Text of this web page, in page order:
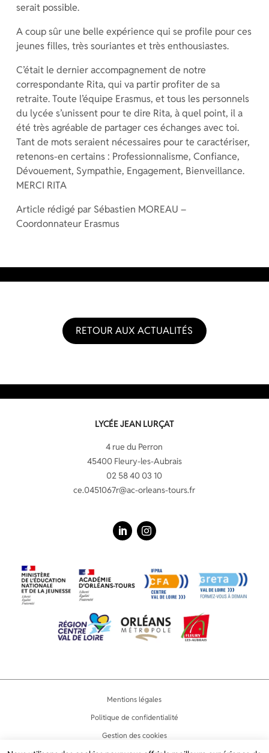
serait possible.
A coup sûr une belle expérience qui se profile pour ces
jeunes filles, très souriantes et très enthousiastes.
C’était le dernier accompagnement de notre
correspondante Rita, qui va partir profiter de sa
retraite. Toute l’équipe Erasmus, et tous les personnels
du lycée s’unissent pour te dire Rita, à quel point, il a
été très agréable de partager ces échanges avec toi.
Tant de mots seraient nécessaires pour te caractériser,
retenons-en certains : Professionnalisme, Confiance,
Dévouement, Sympathie, Engagement, Bienveillance.
MERCI RITA
Article rédigé par Sébastien MOREAU –
Coordonnateur Erasmus
RETOUR AUX ACTUALITÉS
LYCÉE JEAN LURÇAT
4 rue du Perron
45400 Fleury-les-Aubrais
02 58 40 03 10
ce.0451067r@ac-orleans-tours.fr
Mentions légales
Politique de confidentialité
Gestion des cookies